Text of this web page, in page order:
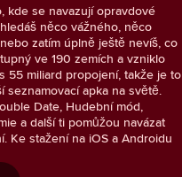
kde se navazují opravdové
něco vážného, něco
zatím úplně ještě nevíš, co
ve 190 zemích a vzniklo
55 miliard propojení, takže je to
seznamovací apka na světě.
Date, Hudební mód,
a další ti pomůžou navázat
Ke stažení na iOS a Androidu